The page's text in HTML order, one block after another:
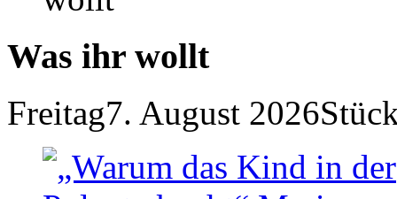
Was ihr wollt
Freitag7. August 2026